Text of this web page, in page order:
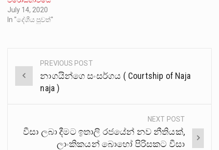
July 14, 2020
In "දේශීය පුවත්"
Post
navigation
PREVIOUS POST
නාගයින්ගෙ සංසර්ගය ( Courtship of Naja
naja )
NEXT POST
වීසා ලබා දීමට ඉතාලි රජයේන් නව නීතියක්,
ලාංකිකයන් බොහෝ පිරිසකට වීසා